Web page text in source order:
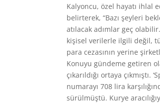
Kalyoncu, özel hayatı ihlal
belirterek, “Bazı şeyleri
atılacak adımlar geç
kişisel verilerle ilgili değil,
para cezasının yerine
Konuyu gündeme getiren
çıkarıldığı ortaya
numarayı 708 lira
sürülmüştü. Kurye